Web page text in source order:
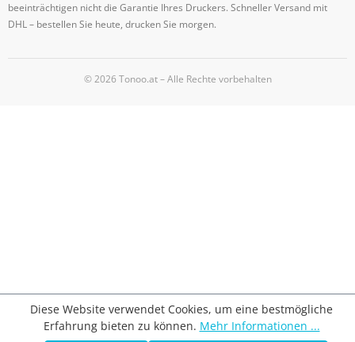
beeinträchtigen nicht die Garantie Ihres Druckers. Schneller Versand mit
DHL – bestellen Sie heute, drucken Sie morgen.
© 2026 Tonoo.at – Alle Rechte vorbehalten
Diese Website verwendet Cookies, um eine bestmögliche
Erfahrung bieten zu können. Mehr Informationen ...